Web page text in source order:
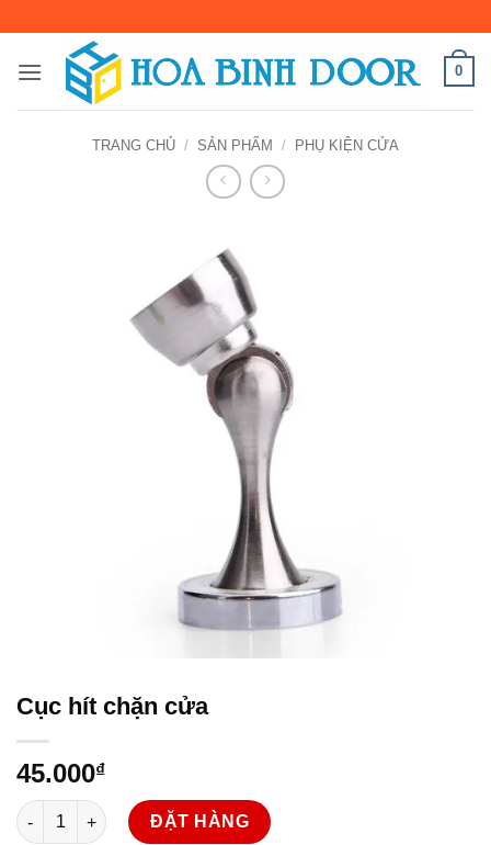
nội
0
TRANG CHỦ / SẢN PHẨM / PHỤ KIỆN CỬA
Cục hít chặn cửa
45.000₫
Cục hít chặn cửa số lượng
ĐẶT HÀNG